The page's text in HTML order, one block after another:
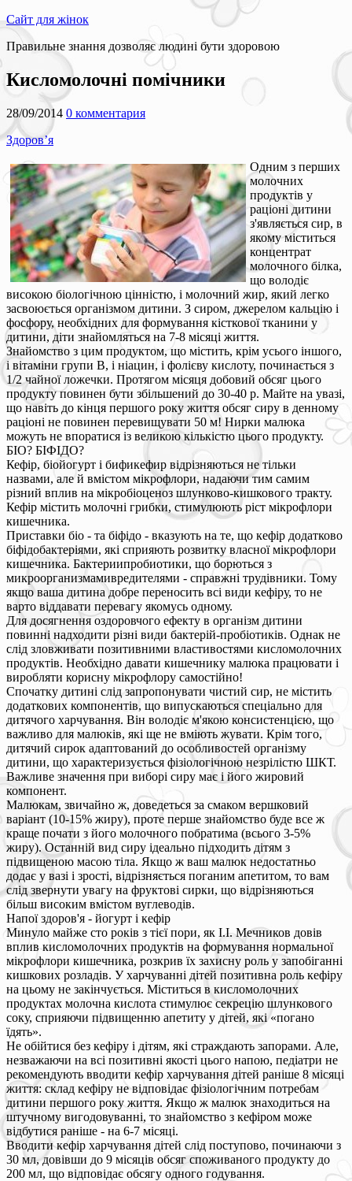
Сайт для жінок
Правильне знання дозволяє людині бути здоровою
Кисломолочні помічники
28/09/2014 0 комментария
Здоров’я
Одним з перших
молочних
продуктів у
раціоні дитини
з'являється сир, в
якому міститься
концентрат
молочного білка,
що володіє
високою біологічною цінністю, і молочний жир, який легко
засвоюється організмом дитини. З сиром, джерелом кальцію і
фосфору, необхідних для формування кісткової тканини у
дитини, діти знайомляться на 7-8 місяці життя.
Знайомство з цим продуктом, що містить, крім усього іншого,
і вітаміни групи B, і ніацин, і фолієву кислоту, починається з
1/2 чайної ложечки. Протягом місяця добовий обсяг цього
продукту повинен бути збільшений до 30-40 р. Майте на увазі,
що навіть до кінця першого року життя обсяг сиру в денному
раціоні не повинен перевищувати 50 м! Нирки малюка
можуть не впоратися із великою кількістю цього продукту.
БІО? БІФІДО?
Кефір, біойогурт і бификефир відрізняються не тільки
назвами, але й вмістом мікрофлори, надаючи тим самим
різний вплив на мікробіоценоз шлунково-кишкового тракту.
Кефір містить молочні грибки, стимулюють ріст мікрофлори
кишечника.
Приставки біо - та біфідо - вказують на те, що кефір додатково
біфідобактеріями, які сприяють розвитку власної мікрофлори
кишечника. Бактериипробиотики, що борються з
микроорганизмамивредителями - справжні трудівники. Тому
якщо ваша дитина добре переносить всі види кефіру, то не
варто віддавати перевагу якомусь одному.
Для досягнення оздоровчого ефекту в організм дитини
повинні надходити різні види бактерій-пробіотиків. Однак не
слід зловживати позитивними властивостями кисломолочних
продуктів. Необхідно давати кишечнику малюка працювати і
виробляти корисну мікрофлору самостійно!
Спочатку дитині слід запропонувати чистий сир, не містить
додаткових компонентів, що випускаються спеціально для
дитячого харчування. Він володіє м'якою консистенцією, що
важливо для малюків, які ще не вміють жувати. Крім того,
дитячий сирок адаптований до особливостей організму
дитини, що характеризується фізіологічною незрілістю ШКТ.
Важливе значення при виборі сиру має і його жировий
компонент.
Малюкам, звичайно ж, доведеться за смаком вершковий
варіант (10-15% жиру), проте перше знайомство буде все ж
краще почати з його молочного побратима (всього 3-5%
жиру). Останній вид сиру ідеально підходить дітям з
підвищеною масою тіла. Якщо ж ваш малюк недостатньо
додає у вазі і зрості, відрізняється поганим апетитом, то вам
слід звернути увагу на фруктові сирки, що відрізняються
більш високим вмістом вуглеводів.
Напої здоров'я - йогурт і кефір
Минуло майже сто років з тієї пори, як І.І. Мечников довів
вплив кисломолочних продуктів на формування нормальної
мікрофлори кишечника, розкрив їх захисну роль у запобіганні
кишкових розладів. У харчуванні дітей позитивна роль кефіру
на цьому не закінчується. Міститься в кисломолочних
продуктах молочна кислота стимулює секрецію шлункового
соку, сприяючи підвищенню апетиту у дітей, які «погано
їдять».
Не обійтися без кефіру і дітям, які страждають запорами. Але,
незважаючи на всі позитивні якості цього напою, педіатри не
рекомендують вводити кефір харчування дітей раніше 8 місяці
життя: склад кефіру не відповідає фізіологічним потребам
дитини першого року життя. Якщо ж малюк знаходиться на
штучному вигодовуванні, то знайомство з кефіром може
відбутися раніше - на 6-7 місяці.
Вводити кефір харчування дітей слід поступово, починаючи з
30 мл, довівши до 9 місяців обсяг споживаного продукту до
200 мл, що відповідає обсягу одного годування.